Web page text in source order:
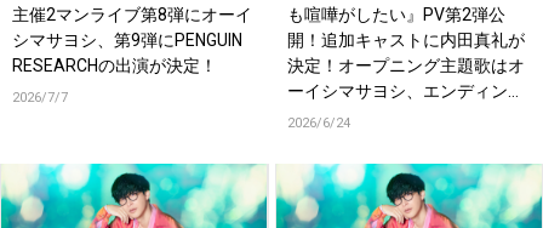
主催2マンライブ第8弾にオーイ
シマサヨシ、第9弾にPENGUIN
RESEARCHの出演が決定！
2026/7/7
も喧嘩がしたい』PV第2弾公
開！追加キャストに内田真礼が
決定！オープニング主題歌はオ
ーイシマサヨシ、エンディング
主題歌は内田真礼が担当！
2026/6/24